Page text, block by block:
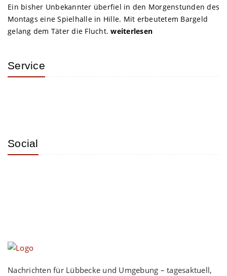
Ein bisher Unbekannter überfiel in den Morgenstunden des
Montags eine Spielhalle in Hille. Mit erbeutetem Bargeld
gelang dem Täter die Flucht.weiterlesen
Service
Social
Nachrichten für Lübbecke und Umgebung – tagesaktuell,